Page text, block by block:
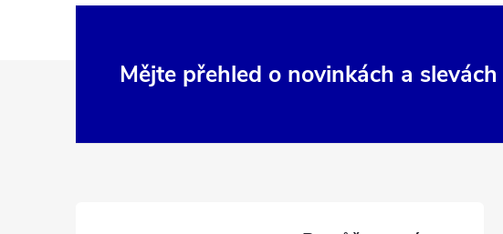
Mějte přehled o novinkách a slevách